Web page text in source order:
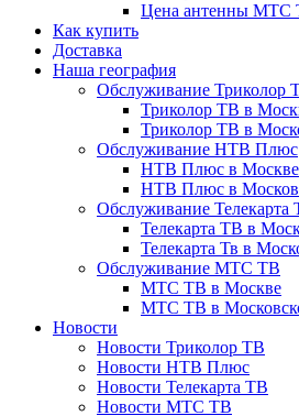
Цена антенны МТС
Как купить
Доставка
Наша география
Обслуживание Триколор
Триколор ТВ в
Триколор ТВ в
Обслуживание НТВ Плюс
НТВ Плюс в Москве
НТВ Плюс в
Обслуживание Телекарта
Телекарта ТВ в
Телекарта Тв в
Обслуживание МТС ТВ
МТС ТВ в Москве
МТС ТВ в
Новости
Новости Триколор ТВ
Новости НТВ Плюс
Новости Телекарта ТВ
Новости МТС ТВ